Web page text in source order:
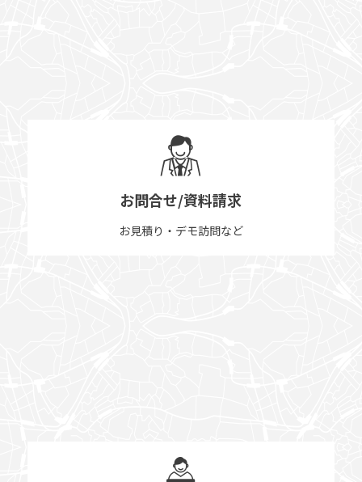
お問合せ/資料請求
お見積り・デモ訪問など